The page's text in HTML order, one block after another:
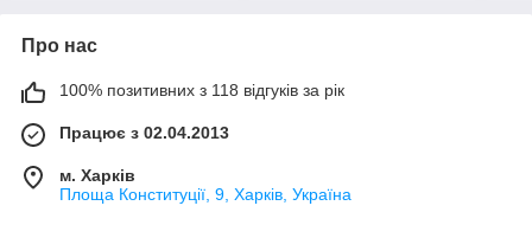
Про нас
100% позитивних з 118 відгуків за рік
Працює з 02.04.2013
м. Харків
Площа Конституції, 9, Харків, Україна